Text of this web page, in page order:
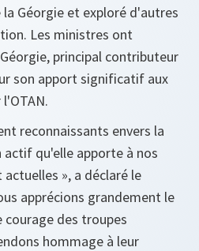
Géorgie et exploré d'autres
Les ministres ont
principal contributeur
son apport significatif aux
reconnaissants envers la
actif qu'elle apporte à nos
», a déclaré le
apprécions grandement le
des troupes
hommage à leur